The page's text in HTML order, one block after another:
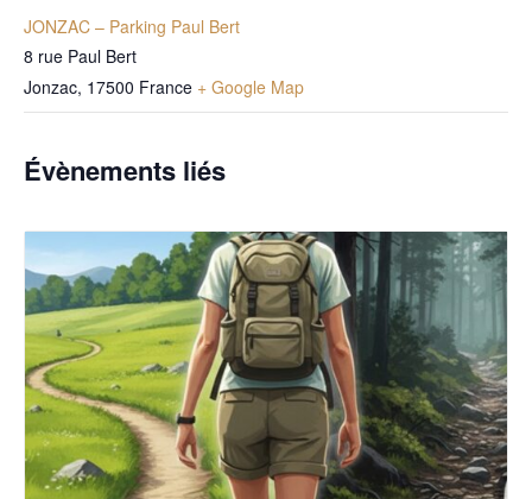
JONZAC – Parking Paul Bert
8 rue Paul Bert
Jonzac, 17500 France + Google Map
Évènements liés